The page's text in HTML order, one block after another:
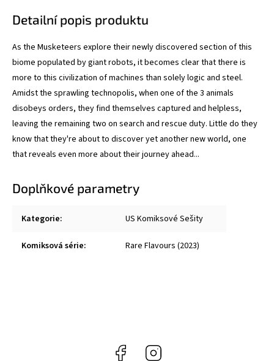
Detailní popis produktu
As the Musketeers explore their newly discovered section of this
biome populated by giant robots, it becomes clear that there is
more to this civilization of machines than solely logic and steel.
Amidst the sprawling technopolis, when one of the 3 animals
disobeys orders, they find themselves captured and helpless,
leaving the remaining two on search and rescue duty. Little do they
know that they're about to discover yet another new world, one
that reveals even more about their journey ahead...
Doplňkové parametry
Kategorie: US Komiksové Sešity
Komiksová série: Rare Flavours (2023)
Facebook